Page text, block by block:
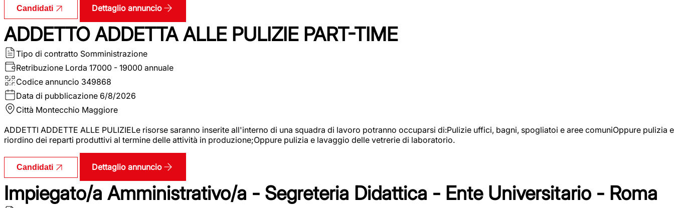
Candidati Dettaglio annuncio
ADDETTO ADDETTA ALLE PULIZIE PART-TIME
Tipo di contratto Somministrazione
Retribuzione Lorda 17000 - 19000 annuale
Codice annuncio 349868
Data di pubblicazione 6/8/2026
Città Montecchio Maggiore
ADDETTI ADDETTE ALLE PULIZIELe risorse saranno inserite all'interno di una squadra di lavoro potranno occuparsi di:Pulizie uffici, bagni, spogliatoi e aree comuniOppure pulizia e
riordino dei reparti produttivi al termine delle attività in produzione;Oppure pulizia e lavaggio delle vetrerie di laboratorio.
Candidati Dettaglio annuncio
Impiegato/a Amministrativo/a - Segreteria Didattica - Ente Universitario - Roma